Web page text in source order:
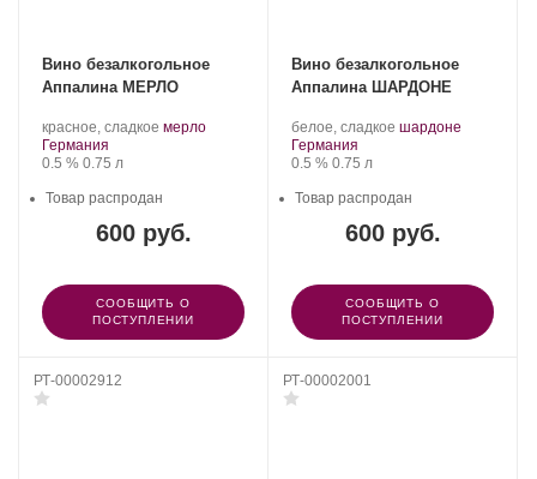
Вино безалкогольное
Аппалина МЕРЛО
красное, сладкое .мерло.
Регион:
Германия
Крепость
0.5 %. Объем
0.75 л
600 руб.
Товар распродан
СООБЩИТЬ О
ПОСТУПЛЕНИИ
Вино безалкогольное
Аппалина ШАРДОНЕ
белое, сладкое .шардоне
Регион:
Германия
Крепость
0.5 %. Объем
0.75 л
600 руб.
Товар распродан
СООБЩИТЬ О
ПОСТУПЛЕНИИ
РТ-00002912 РТ-00002001